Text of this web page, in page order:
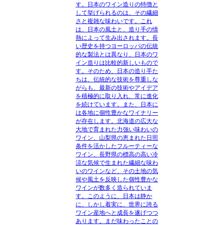
す。日本のワイン造りの特徴と
して挙げられるのは、その繊細
さと複雑な味わいです。これ
は、日本の風土と、造り手の情
熱によって生み出されます。長
い歴史を持つヨーロッパの伝統
的な製法とは異なり、日本のワ
イン造りは比較的新しいもので
す。そのため、日本の造り手た
ちは、伝統的な技術を尊重しな
がらも、最新の技術やアイデア
を積極的に取り入れ、常に進化
を続けています。また、日本に
は各地に個性豊かなワイナリー
が存在します。北海道の広大な
大地で育まれた力強い味わいの
ワイン、山梨県の恵まれた日照
条件を活かしたフルーティーな
ワイン、長野県の標高の高い冷
涼な気候で生まれた繊細な味わ
いのワインなど、その土地の気
候や風土を反映した個性豊かな
ワインが数多く造られていま
す。このように、日本は静か
に、しかし着実に、世界に誇る
ワイン産地へと成長を遂げつつ
あります。まだ味わったことの